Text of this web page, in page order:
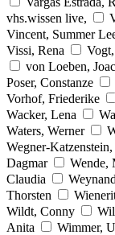
vhs.wissen live,
Vincent, Summer
Vissi, Rena
von Loeben,
Poser, Constanze
Vorhof, Friederike
Wacker, Lena
Waters, Werner
Wegner-
Dagmar
Wende,
Claudia
Thorsten
Wildt, Conny
Anita
Wimmer,